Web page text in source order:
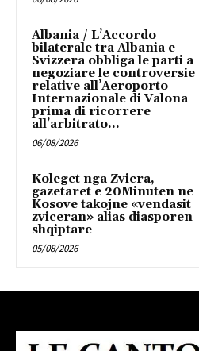
Albania / L’Accordo
bilaterale tra Albania e
Svizzera obbliga le parti a
negoziare le controversie
relative all’Aeroporto
Internazionale di Valona
prima di ricorrere
all’arbitrato...
06/08/2026
Koleget nga Zvicra,
gazetaret e 20Minuten ne
Kosove takojne «vendasit
zviceran» alias diasporen
shqiptare
05/08/2026